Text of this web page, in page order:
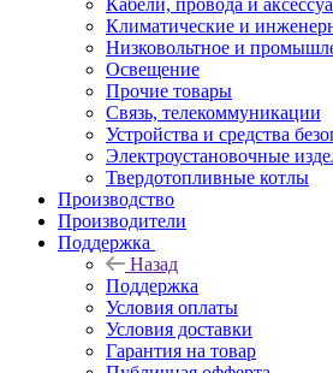
Кабели, провода и
Климатические и
Низковольтное и
Освещение
Прочие товары
Связь, телекоммуникации
Устройства и средства
Электроустановочные
Твердотопливные котлы
Производство
Производители
Поддержка
Назад
Поддержка
Условия оплаты
Условия доставки
Гарантия на товар